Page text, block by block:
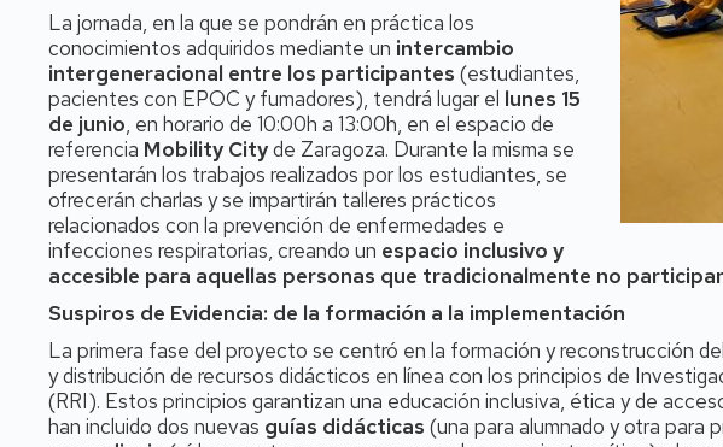
La jornada, en la que se pondrán en práctica los
conocimientos adquiridos mediante un intercambio
intergeneracional entre los participantes (estudiantes,
pacientes con EPOC y fumadores), tendrá lugar el lunes 15
de junio, en horario de 10:00h a 13:00h, en el espacio de
referencia Mobility Cityde Zaragoza. Durante la misma se
presentarán los trabajos realizados por los estudiantes, se
ofrecerán charlas y se impartirán talleres prácticos
relacionados con la prevención de enfermedades e
infecciones respiratorias, creando un espacio inclusivo y
accesible para aquellas personas que tradicionalmente no
Suspiros de Evidencia: de la formación a la implementación
La primera fase del proyecto se centró en la formación y reconstrucción
y distribución de recursos didácticos en línea con los principios de
(RRI). Estos principios garantizan una educación inclusiva, ética y de
han incluido dos nuevas guías didácticas (una para alumnado y otra para